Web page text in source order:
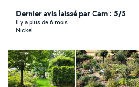
je propose mes services en
vos espaces verts . J'effectue
entretien, taille de haies , taille et
ramassage des déchets verts et
travail sur Toulon et les alentours (
Dernier avis laissé par Cam : 5/5
Il y a plus de 6 mois
Nickel